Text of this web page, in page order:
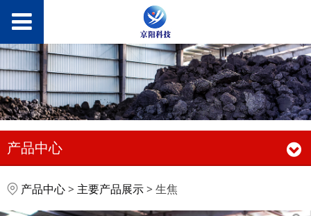
产品中心
生焦
产品中心> 主要产品展示>生焦